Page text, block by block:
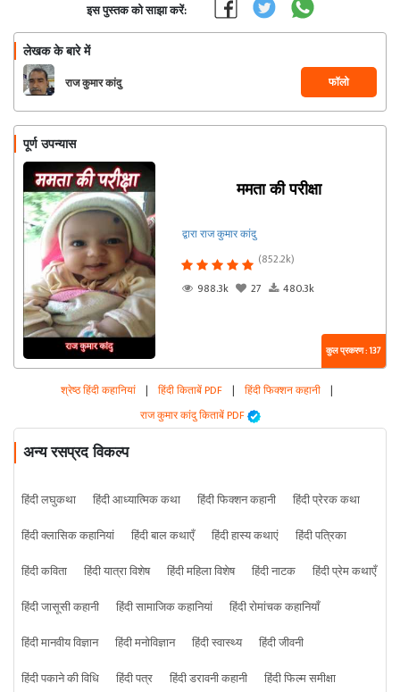
इस पुस्तक को साझा करें:
लेखक के बारे में
राज कुमार कांदु फॉलो
पूर्ण उपन्यास
ममता की परीक्षा
द्वारा राज कुमार कांदु
(852.2k)
988.3k
27 480.3k
कुल प्रकरण : 137
श्रेष्ठ हिंदी कहानियां | हिंदी किताबें PDF | हिंदी फिक्शन कहानी |
राज कुमार कांदु किताबें PDF
अन्य रसप्रद विकल्प
हिंदी लघुकथा हिंदी आध्यात्मिक कथा हिंदी फिक्शन कहानी
हिंदी प्रेरक कथा
हिंदी क्लासिक कहानियां
हिंदी बाल कथाएँ हिंदी हास्य कथाएं
हिंदी पत्रिका
हिंदी कविता
हिंदी यात्रा विशेष हिंदी महिला विशेष हिंदी नाटक
हिंदी प्रेम कथाएँ
हिंदी जासूसी कहानी
हिंदी सामाजिक कहानियां
हिंदी रोमांचक कहानियाँ
हिंदी मानवीय विज्ञान
हिंदी मनोविज्ञान हिंदी स्वास्थ्य
हिंदी जीवनी
हिंदी पकाने की विधि
हिंदी पत्र हिंदी डरावनी कहानी हिंदी फिल्म समीक्षा